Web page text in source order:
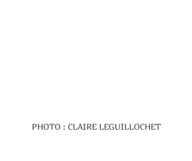
PHOTO : CLAIRE LEGUILLOCHET